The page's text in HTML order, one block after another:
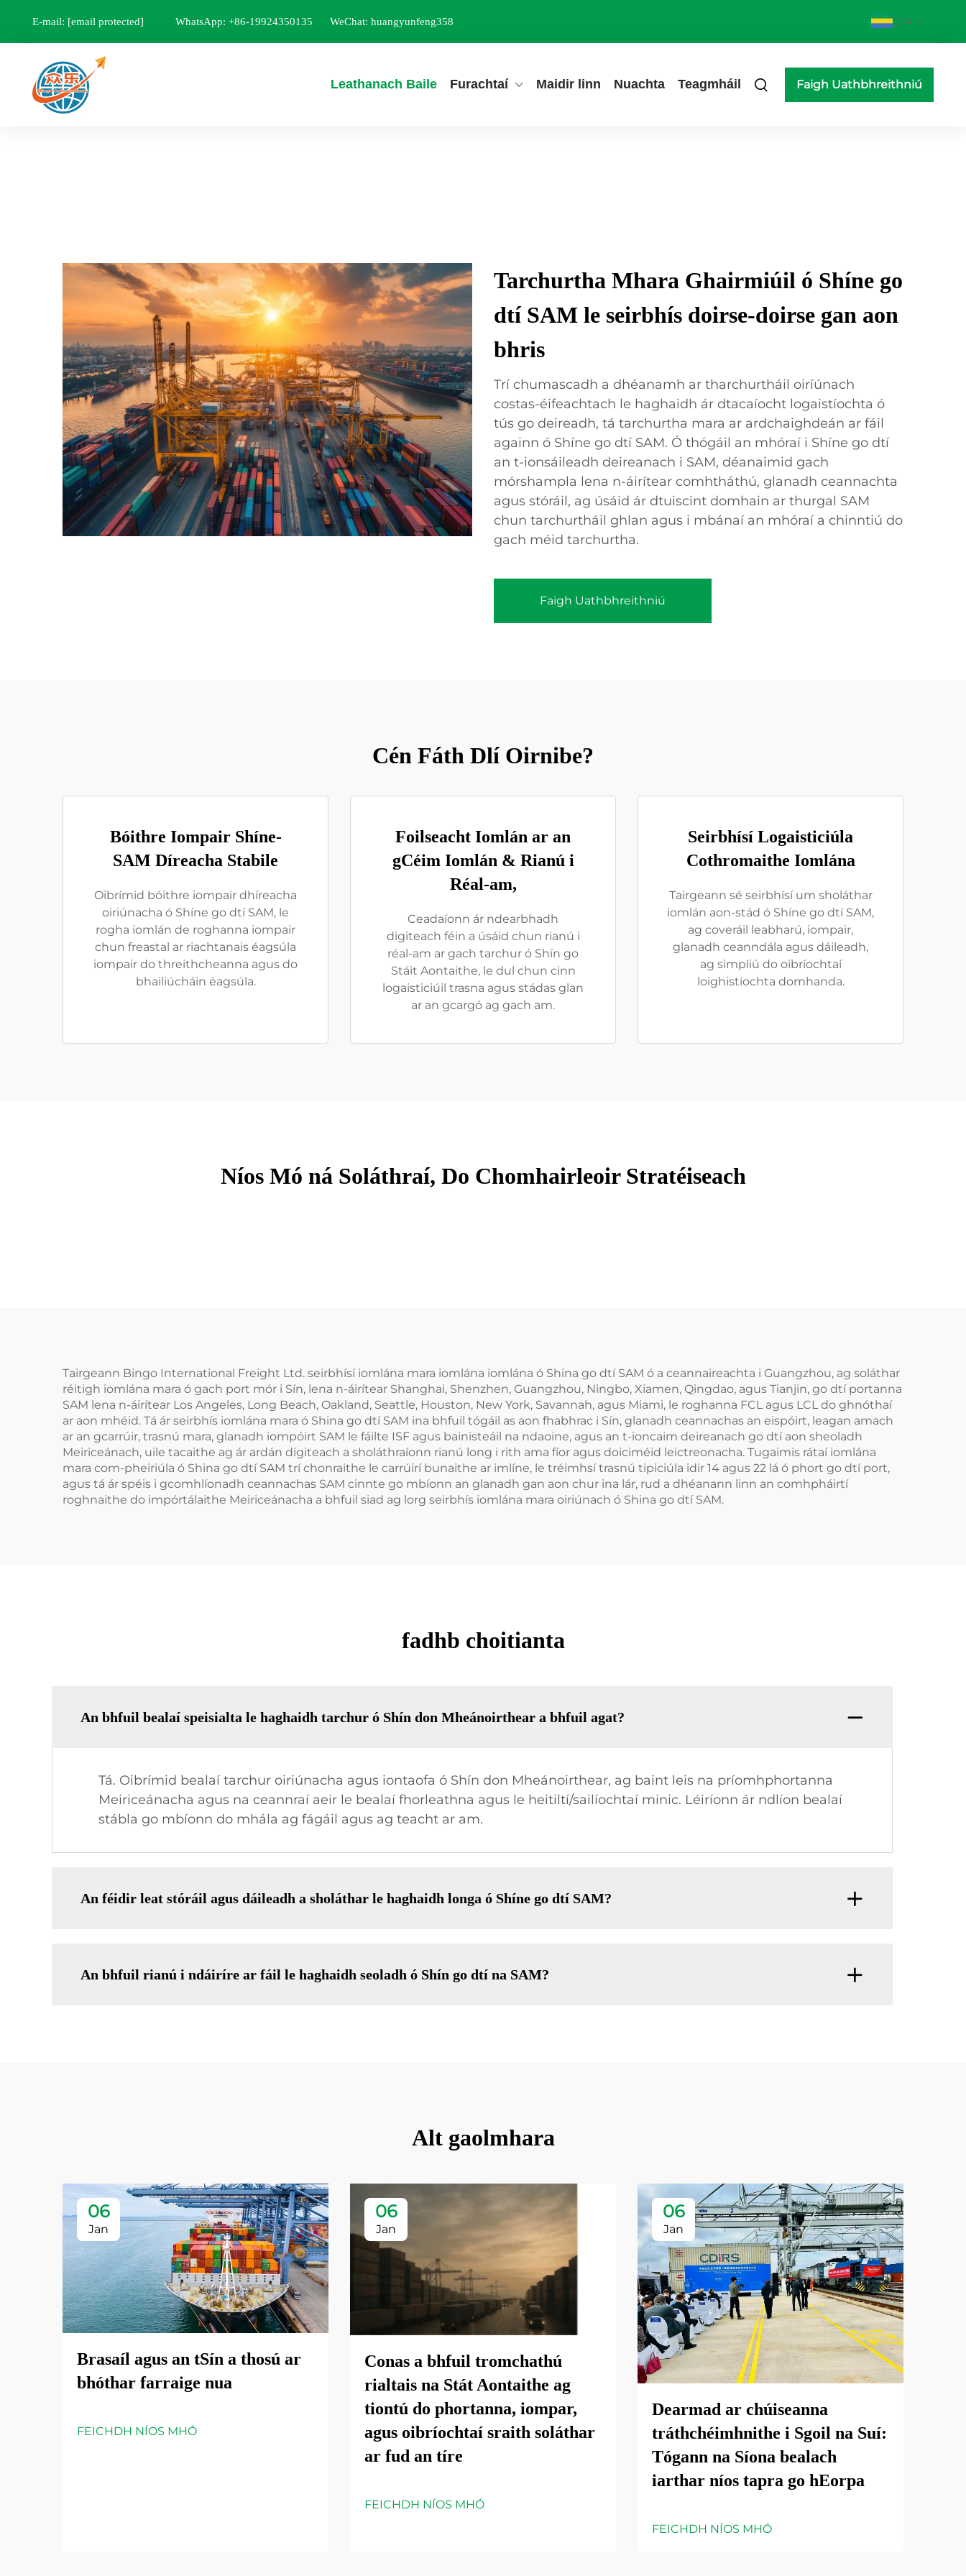
E-mail: [email protected] WhatsApp: +86-19924350135 WeChat: huangyunfeng358 GA
Leathanach Baile Furachtaí Maidir linn Nuachta Teagmháil Faigh Uathbhreithniú
Tarchurtha Mhara Ghairmiúil ó Shíne go
dtí SAM le seirbhís doirse-doirse gan aon
bhris
Trí chumascadh a dhéanamh ar tharchurtháil oiríúnach
costas-éifeachtach le haghaidh ár dtacaíocht logaistíochta ó
tús go deireadh, tá tarchurtha mara ar ardchaighdeán ar fáil
againn ó Shíne go dtí SAM. Ó thógáil an mhóraí i Shíne go dtí
an t-ionsáileadh deireanach i SAM, déanaimid gach
mórshampla lena n-áirítear comhtháthú, glanadh ceannachta
agus stóráil, ag úsáid ár dtuiscint domhain ar thurgal SAM
chun tarchurtháil ghlan agus i mbánaí an mhóraí a chinntiú do
gach méid tarchurtha.
Faigh Uathbhreithniú
Cén Fáth Dlí Oirnibe?
Bóithre Iompair Shíne-
SAM Díreacha Stabile
Oibrímid bóithre iompair dhíreacha
oiriúnacha ó Shíne go dtí SAM, le
rogha iomlán de roghanna iompair
chun freastal ar riachtanais éagsúla
iompair do threithcheanna agus do
bhailiúcháin éagsúla.
Foilseacht Iomlán ar an
gCéim Iomlán & Rianú i
Réal-am,
Ceadaíonn ár ndearbhadh
digiteach féin a úsáid chun rianú i
réal-am ar gach tarchur ó Shín go
Stáit Aontaithe, le dul chun cinn
logaisticiúil trasna agus stádas glan
ar an gcargó ag gach am.
Seirbhísí Logaisticiúla
Cothromaithe Iomlána
Tairgeann sé seirbhísí um sholáthar
iomlán aon-stád ó Shíne go dtí SAM,
ag coveráil leabharú, iompair,
glanadh ceanndála agus dáileadh,
ag simpliú do oibríochtaí
loighistíochta domhanda.
Níos Mó ná Soláthraí, Do Chomhairleoir Stratéiseach
Tairgeann Bingo International Freight Ltd. seirbhísí iomlána mara iomlána iomlána ó Shina go dtí SAM ó a ceannaireachta i Guangzhou, ag soláthar
réitigh iomlána mara ó gach port mór i Sín, lena n-áirítear Shanghai, Shenzhen, Guangzhou, Ningbo, Xiamen, Qingdao, agus Tianjin, go dtí portanna
SAM lena n-áirítear Los Angeles, Long Beach, Oakland, Seattle, Houston, New York, Savannah, agus Miami, le roghanna FCL agus LCL do ghnóthaí
ar aon mhéid. Tá ár seirbhís iomlána mara ó Shina go dtí SAM ina bhfuil tógáil as aon fhabhrac i Sín, glanadh ceannachas an eispóirt, leagan amach
ar an gcarrúir, trasnú mara, glanadh iompóirt SAM le fáilte ISF agus bainisteáil na ndaoine, agus an t-ioncaim deireanach go dtí aon sheoladh
Meiriceánach, uile tacaithe ag ár ardán digiteach a sholáthraíonn rianú long i rith ama fíor agus doiciméid leictreonacha. Tugaimis rátaí iomlána
mara com-pheiriúla ó Shina go dtí SAM trí chonraithe le carrúirí bunaithe ar imlíne, le tréimhsí trasnú tipiciúla idir 14 agus 22 lá ó phort go dtí port,
agus tá ár spéis i gcomhlíonadh ceannachas SAM cinnte go mbíonn an glanadh gan aon chur ina lár, rud a dhéanann linn an comhpháirtí
roghnaithe do impórtálaithe Meiriceánacha a bhfuil siad ag lorg seirbhís iomlána mara oiriúnach ó Shina go dtí SAM.
fadhb choitianta
An bhfuil bealaí speisialta le haghaidh tarchur ó Shín don Mheánoirthear a bhfuil agat?
Tá. Oibrímid bealaí tarchur oiriúnacha agus iontaofa ó Shín don Mheánoirthear, ag baint leis na príomhphortanna
Meiriceánacha agus na ceannraí aeir le bealaí fhorleathna agus le heitiltí/sailíochtaí minic. Léiríonn ár ndlíon bealaí
stábla go mbíonn do mhála ag fágáil agus ag teacht ar am.
An féidir leat stóráil agus dáileadh a sholáthar le haghaidh longa ó Shíne go dtí SAM?
An bhfuil rianú i ndáiríre ar fáil le haghaidh seoladh ó Shín go dtí na SAM?
Alt gaolmhara
06
Jan
Brasaíl agus an tSín a thosú ar
bhóthar farraige nua
FEICHDH NÍOS MHÓ
06
Jan
Conas a bhfuil tromchathú
rialtais na Stát Aontaithe ag
tiontú do phortanna, iompar,
agus oibríochtaí sraith soláthar
ar fud an tíre
FEICHDH NÍOS MHÓ
06
Jan
Dearmad ar chúiseanna
tráthchéimhnithe i Sgoil na Suí:
Tógann na Síona bealach
iarthar níos tapra go hEorpa
FEICHDH NÍOS MHÓ